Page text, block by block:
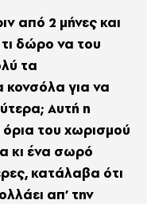
από 2 μήνες και
δώρο να του
τα
κονσόλα για να
Αυτή η
του χωρισμού
κι ένα σωρό
κατάλαβα ότι
απ’ την